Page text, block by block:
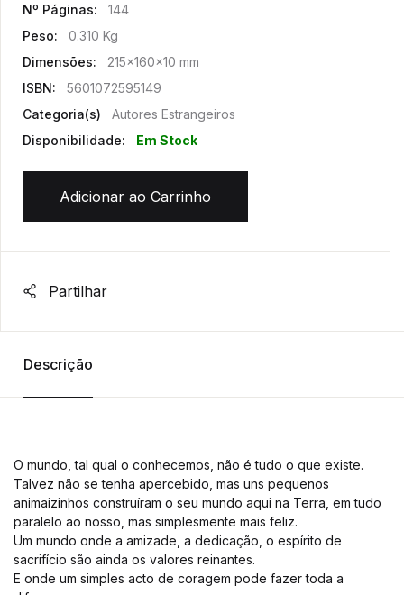
Nº Páginas:
144
Peso:
0.310 Kg
Dimensões:
215x160x10 mm
ISBN:
5601072595149
Categoria(s)
Autores Estrangeiros
Disponibilidade:
Em Stock
Adicionar ao Carrinho
Partilhar
Descrição
O mundo, tal qual o conhecemos, não é tudo o que existe.
Talvez não se tenha apercebido, mas uns pequenos
animaizinhos construíram o seu mundo aqui na Terra, em tudo
paralelo ao nosso, mas simplesmente mais feliz.
Um mundo onde a amizade, a dedicação, o espírito de
sacrifício são ainda os valores reinantes.
E onde um simples acto de coragem pode fazer toda a